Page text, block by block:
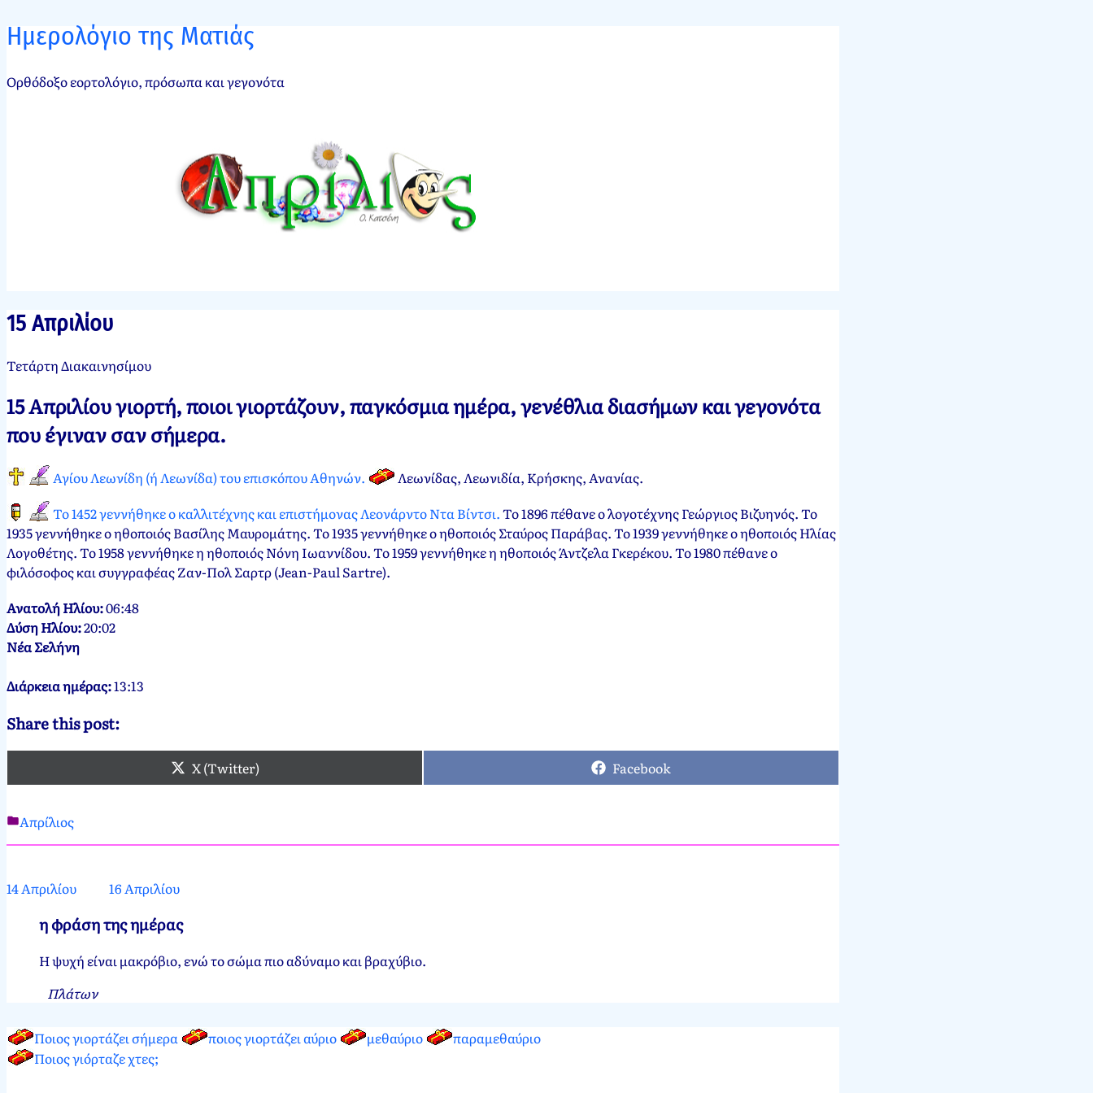
Ημερολόγιο της Ματιάς
Ορθόδοξο εορτολόγιο, πρόσωπα και γεγονότα
15 Απριλίου
Παπασπύρου
Απριλίου,
Τετάρτη Διακαινησίμου
15 Απριλίου γιορτή, ποιοι γιορτάζουν, παγκόσμια ημέρα, γενέθλια διασήμων και γεγονότα
που έγιναν σαν σήμερα.
Αγίου Λεωνίδη (ή Λεωνίδα) του επισκόπου Αθηνών.
Λεωνίδας, Λεωνιδία, Κρήσκης, Ανανίας.
Το 1452 γεννήθηκε ο καλλιτέχνης και επιστήμονας Λεονάρντο Ντα Βίντσι.Το 1896 πέθανε ο λογοτέχνης Γεώργιος Βιζυηνός. Το
1935 γεννήθηκε ο ηθοποιός Βασίλης Μαυρομάτης. Το 1935 γεννήθηκε ο ηθοποιός Σταύρος Παράβας. Το 1939 γεννήθηκε ο ηθοποιός Ηλίας
Λογοθέτης. Το 1958 γεννήθηκε η ηθοποιός Νόνη Ιωαννίδου. Το 1959 γεννήθηκε η ηθοποιός Άντζελα Γκερέκου. Το 1980 πέθανε ο
φιλόσοφος και συγγραφέας Ζαν-Πoλ Σαρτρ (Jean-Paul Sartre).
Ανατολή Ηλίου:06:48
Δύση Ηλίου:20:02
Νέα Σελήνη
Διάρκεια ημέρας:13:13
Share this post:
X (Twitter) Facebook
Νεκτάριος
15
2012
Απρίλιος
14 Απριλίου 16 Απριλίου
η φράση της ημέρας
Η ψυχή είναι μακρόβιο, ενώ το σώμα πιο αδύναμο και βραχύβιο.
Πλάτων
Ποιος γιορτάζει σήμερα ποιος γιορτάζει αύριο μεθαύριο
παραμεθαύριο
Ποιος γιόρταζε χτες;